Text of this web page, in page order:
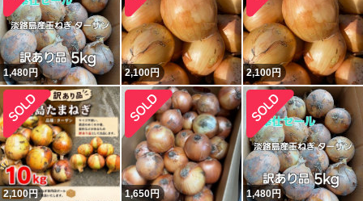
1,480円 2,100円 2,100円
2,100円 1,650円 1,480円